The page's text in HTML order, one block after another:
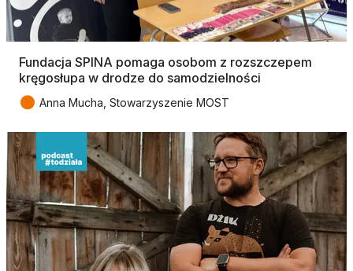
Fundacja SPINA pomaga osobom z rozszczepem
kręgosłupa w drodze do samodzielności
● Anna Mucha, Stowarzyszenie MOST